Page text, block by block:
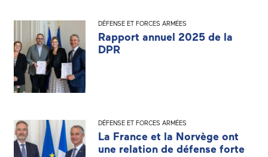
DÉFENSE ET FORCES ARMÉES
Rapport annuel 2025 de la
DPR
DÉFENSE ET FORCES ARMÉES
La France et la Norvège ont
une relation de défense forte